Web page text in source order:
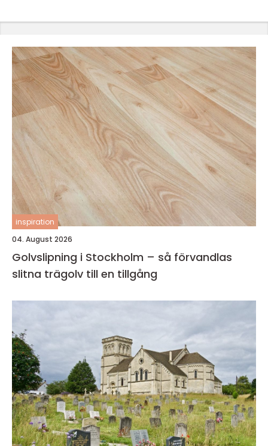
inspiration
04. August 2026
Golvslipning i Stockholm – så förvandlas
slitna trägolv till en tillgång